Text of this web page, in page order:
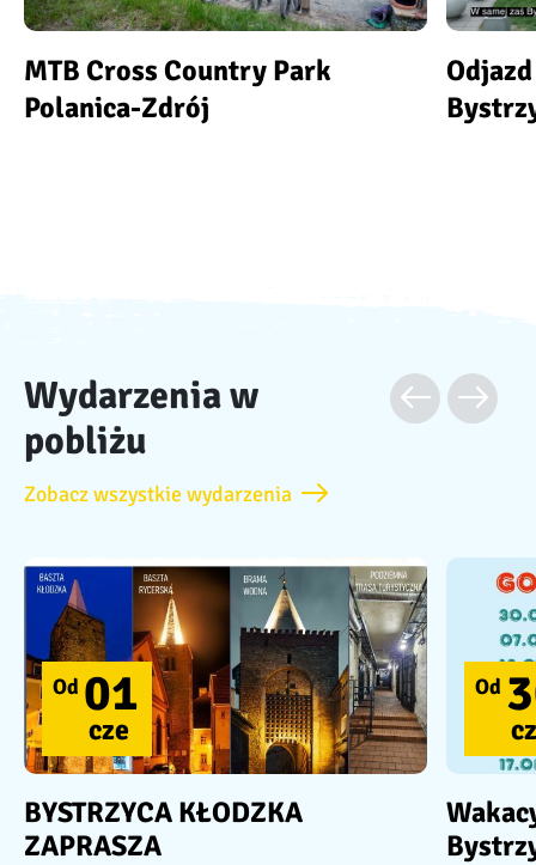
MTB Cross Country Park
Polanica-Zdrój
Wydarzenia w
pobliżu
Zobacz wszystkie wydarzenia
Od 01
cze
BYSTRZYCA KŁODZKA
ZAPRASZA
Od